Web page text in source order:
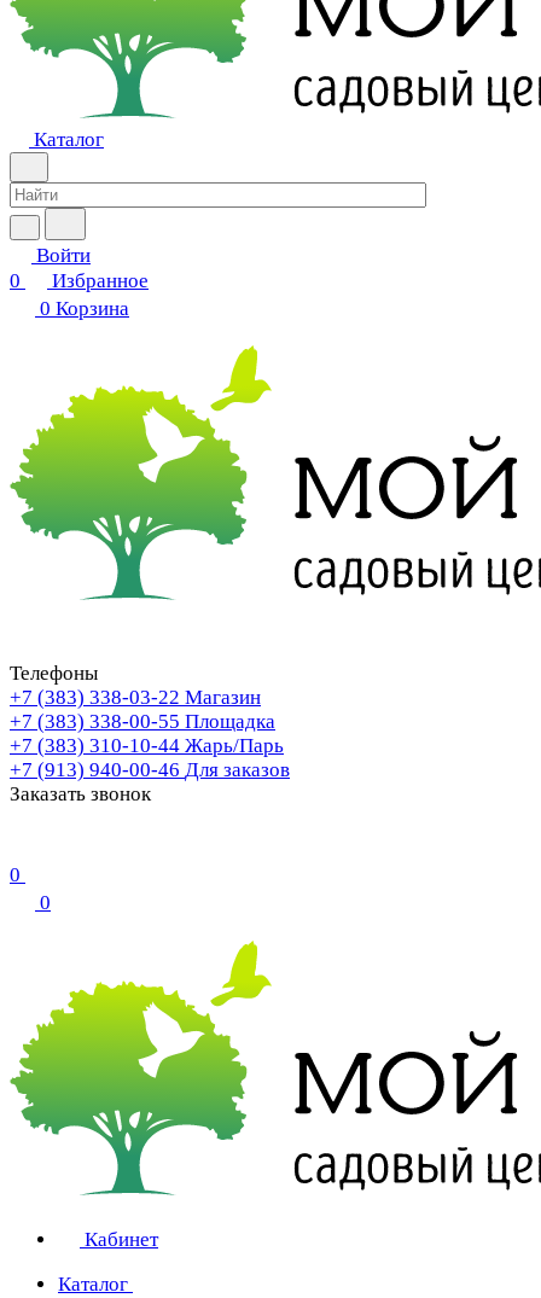
Каталог
Войти
0
Избранное
0 Корзина
Телефоны
+7 (383) 338-03-22 Магазин
+7 (383) 338-00-55 Площадка
+7 (383) 310-10-44 Жарь/Парь
+7 (913) 940-00-46 Для заказов
Заказать звонок
0
0
Кабинет
Каталог